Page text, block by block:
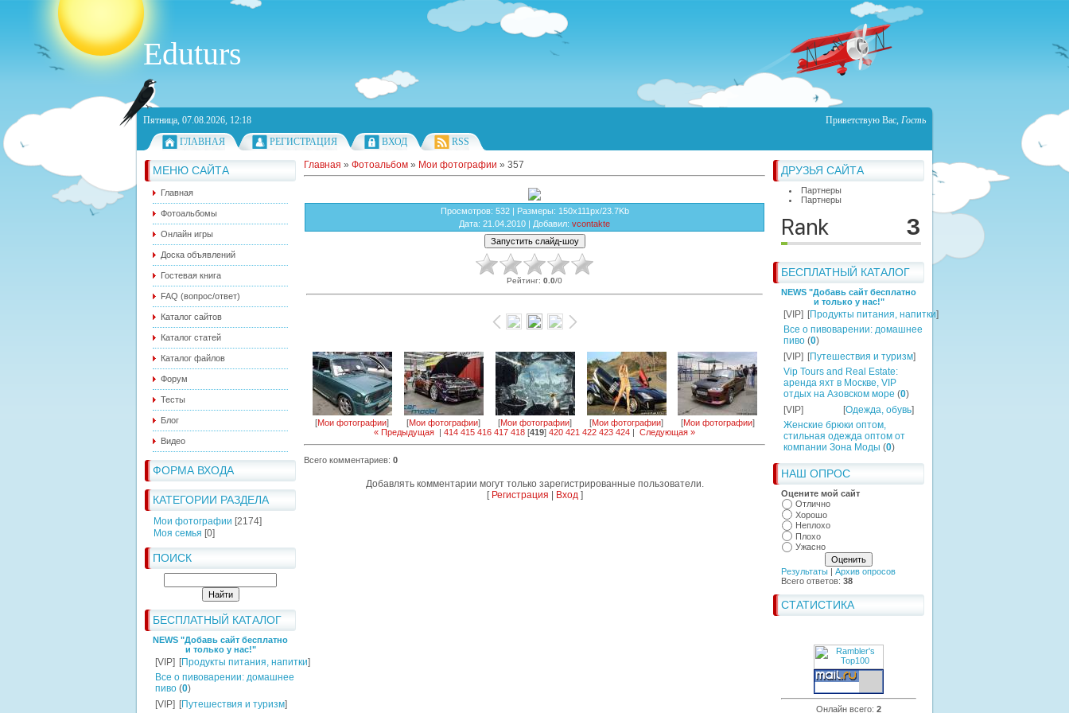
Eduturs
Пятница, 07.08.2026, 12:18 Приветствую Вас, Гость
ГЛАВНАЯ
РЕГИСТРАЦИЯ ВХОД RSS
МЕНЮ САЙТА
Главная
Фотоальбомы
Онлайн игры
Доска объявлений
Гостевая книга
FAQ (вопрос/ответ)
Каталог сайтов
Каталог статей
Каталог файлов
Форум
Тесты
Блог
Видео
ФОРМА ВХОДА
КАТЕГОРИИ РАЗДЕЛА
Мои фотографии [2174]
Моя семья [0]
ПОИСК
БЕСПЛАТНЫЙ КАТАЛОГ
NEWS "Добавь сайт бесплатно
и только у нас!"
[VIP] [Продукты питания, напитки]
Все о пивоварении: домашнее
пиво (0)
[VIP] [Путешествия и туризм]
ДРУЗЬЯ САЙТА
Партнеры
Партнеры
БЕСПЛАТНЫЙ КАТАЛОГ
NEWS "Добавь сайт бесплатно
и только у нас!"
[VIP] [Продукты питания, напитки]
Все о пивоварении: домашнее
пиво (0)
[VIP] [Путешествия и туризм]
Vip Tours and Real Estate:
аренда яхт в Москве, VIP
отдых на Азовском море (0)
[VIP]
[Одежда, обувь]
Женские брюки оптом,
стильная одежда оптом от
компании Зона Моды (0)
НАШ ОПРОС
Оцените мой сайт
Отлично
Хорошо
Неплохо
Плохо
Ужасно
Результаты | Архив опросов
Всего ответов: 38
СТАТИСТИКА
Онлайн всего: 2
Главная » Фотоальбом » Мои фотографии » 357
Просмотров: 532 | Размеры: 150x111px/23.7Kb
Дата: 21.04.2010 | Добавил: vcontakte
Рейтинг: 0.0/0
[Мои фотографии] [Мои фотографии] [Мои фотографии] [Мои фотографии] [Мои фотографии]
« Предыдущая | 414 415 416 417 418 [419] 420 421 422 423 424 | Следующая »
Всего комментариев: 0
Добавлять комментарии могут только зарегистрированные пользователи.
[ Регистрация Вход]